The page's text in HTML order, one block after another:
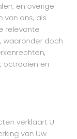
en overige
van ons, als
relevante
waaronder doch
octrooien en
verklaart U
van Uw